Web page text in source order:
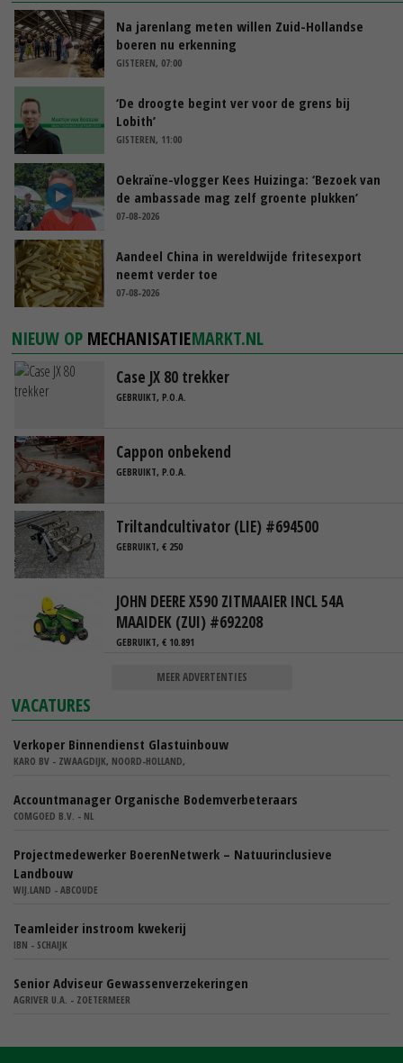
Na jarenlang meten willen Zuid-Hollandse
boeren nu erkenning
GISTEREN, 07:00
‘De droogte begint ver voor de grens bij
Lobith’
GISTEREN, 11:00
Oekraïne-vlogger Kees Huizinga: ‘Bezoek van
de ambassade mag zelf groente plukken’
07-08-2026
Aandeel China in wereldwijde fritesexport
neemt verder toe
07-08-2026
NIEUW OP MECHANISATIEMARKT.NL
Case JX 80 trekker
GEBRUIKT, P.O.A.
Cappon onbekend
GEBRUIKT, P.O.A.
Triltandcultivator (LIE) #694500
GEBRUIKT, € 250
JOHN DEERE X590 ZITMAAIER INCL 54A
MAAIDEK (ZUI) #692208
GEBRUIKT, € 10.891
MEER ADVERTENTIES
VACATURES
Verkoper Binnendienst Glastuinbouw
KARO BV - ZWAAGDIJK, NOORD-HOLLAND,
Accountmanager Organische Bodemverbeteraars
COMGOED B.V. - NL
Projectmedewerker BoerenNetwerk – Natuurinclusieve
Landbouw
WIJ.LAND - ABCOUDE
Teamleider instroom kwekerij
IBN - SCHAIJK
Senior Adviseur Gewassenverzekeringen
AGRIVER U.A. - ZOETERMEER